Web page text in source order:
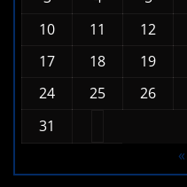
3
4 5
10
11 12
17
18 19
24
25 26
31